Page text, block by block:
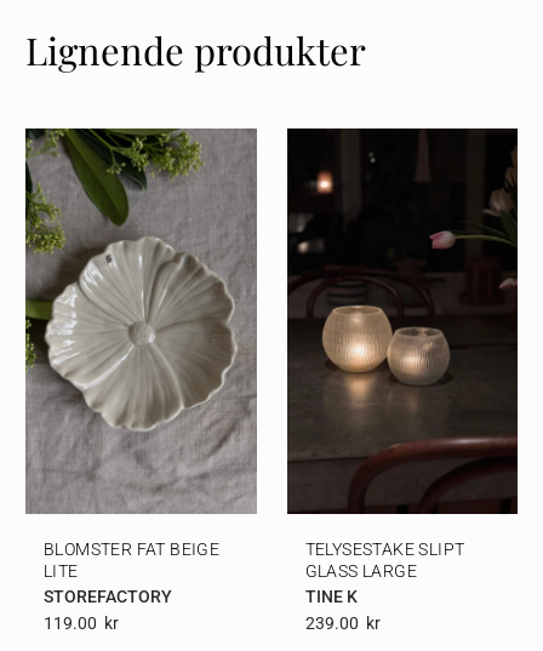
Lignende produkter
BLOMSTER FAT BEIGE
LITE
STOREFACTORY
119.00 Kr
TELYSESTAKE SLIPT
GLASS LARGE
TINE K
239.00 Kr